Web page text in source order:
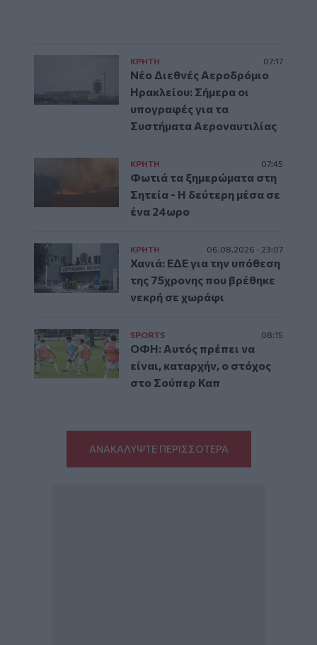
ΚΡΗΤΗ 07:17
Νέο Διεθνές Αεροδρόμιο
Ηρακλείου: Σήμερα οι
υπογραφές για τα
Συστήματα Αεροναυτιλίας
ΚΡΗΤΗ 07:45
Φωτιά τα ξημερώματα στη
Σητεία - Η δεύτερη μέσα σε
ένα 24ωρο
ΚΡΗΤΗ 06.08.2026 - 23:07
Χανιά: ΕΔΕ για την υπόθεση
της 75χρονης που βρέθηκε
νεκρή σε χωράφι
SPORTS 08:15
ΟΦΗ: Αυτός πρέπει να
είναι, καταρχήν, ο στόχος
στο Σούπερ Καπ
ΑΝΑΚΑΛΥΨΤΕ ΠΕΡΙΣΣΟΤΕΡΑ